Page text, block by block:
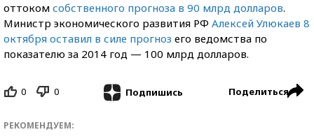
оттоком собственного прогноза в 90 млрд долларов.
Министр экономического развития РФ Алексей Улюкаев 8
октября оставил в силе прогноз его ведомства по
показателю за 2014 год — 100 млрд долларов.
0 0 Подпишись Поделиться
РЕКОМЕНДУЕМ: